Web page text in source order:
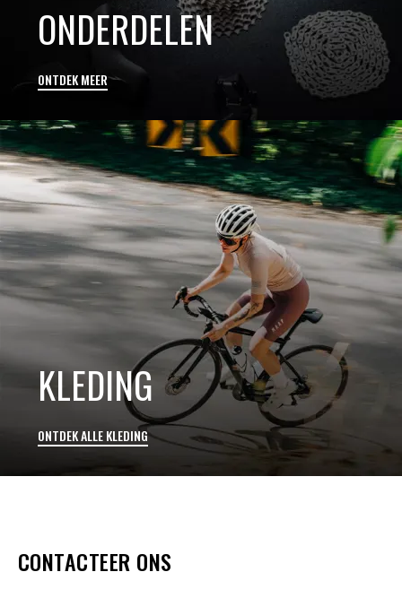
ONTDEK MEER
ONDERDELEN
ONTDEK ALLE KLEDING
KLEDING
CONTACTEER ONS